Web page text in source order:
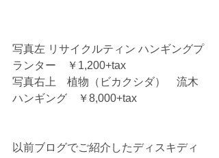
写真左 リサイクルティン ハンギングプ
ランター　￥1,200+tax
写真右上　植物（ビカクシダ）　流木
ハンギング　￥8,000+tax
以前ブログでご紹介したディスキディ